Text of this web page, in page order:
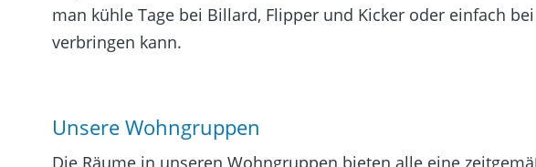
man kühle Tage bei Billard, Flipper und Kicker oder einfach
verbringen kann.
Unsere Wohngruppen
Die Räume in unseren Wohngruppen bieten alle eine